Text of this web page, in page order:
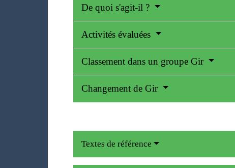
De quoi s'agit-il ?
Activités évaluées
Classement dans un groupe Gir
Changement de Gir
Textes de référence